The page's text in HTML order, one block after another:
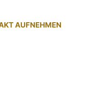
AUFNEHMEN